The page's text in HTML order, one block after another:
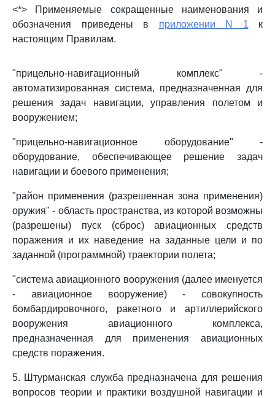
<*> Применяемые сокращенные наименования и
обозначения приведены в приложении N 1 к
настоящим Правилам.
"прицельно-навигационный комплекс" -
автоматизированная система, предназначенная для
решения задач навигации, управления полетом и
вооружением;
"прицельно-навигационное оборудование" -
оборудование, обеспечивающее решение задач
навигации и боевого применения;
"район применения (разрешенная зона применения)
оружия" - область пространства, из которой возможны
(разрешены) пуск (сброс) авиационных средств
поражения и их наведение на заданные цели и по
заданной (программной) траектории полета;
"система авиационного вооружения (далее именуется
- авиационное вооружение) - совокупность
бомбардировочного, ракетного и артиллерийского
вооружения авиационного комплекса,
предназначенная для применения авиационных
средств поражения.
5. Штурманская служба предназначена для решения
вопросов теории и практики воздушной навигации и